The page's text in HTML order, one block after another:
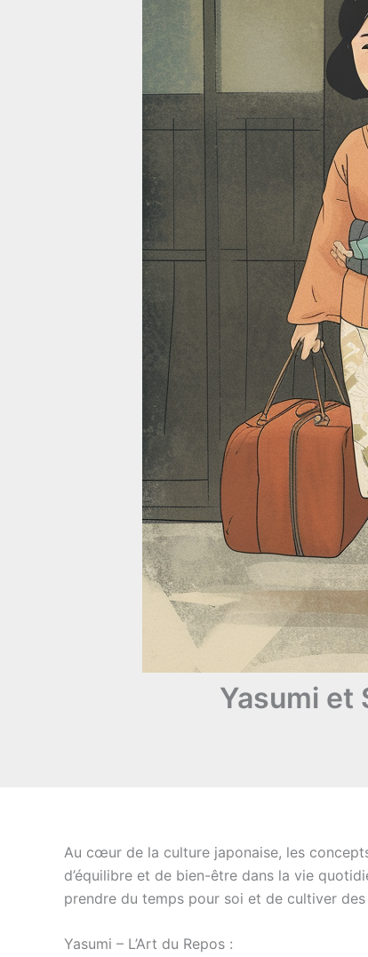
Yasumi et
Au cœur de la culture japonaise, les
d’équilibre et de bien-être dans la vie
prendre du temps pour soi et de cultiver des
Yasumi – L’Art du Repos :